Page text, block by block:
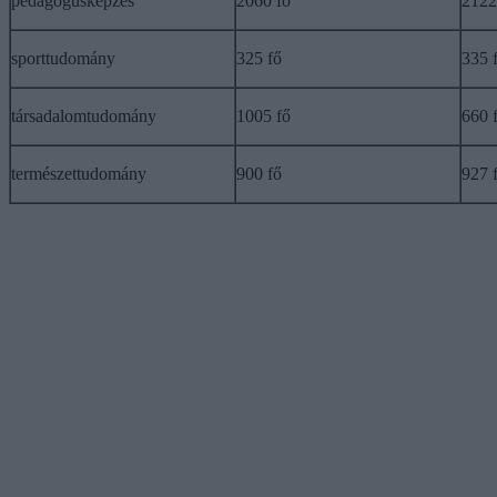
sporttudomány 325 fő 335
társadalomtudomány 1005 fő 660
természettudomány 900 fő 927